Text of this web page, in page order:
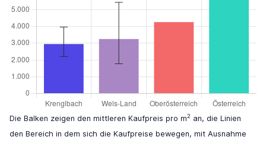
Die Balken zeigen den mittleren Kaufpreis pro m2 an, die Linien
den Bereich in dem sich die Kaufpreise bewegen, mit Ausnahme